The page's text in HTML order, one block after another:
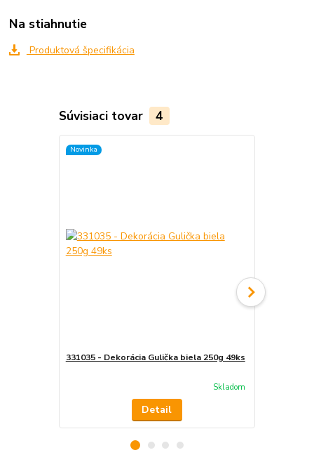
Na stiahnutie
Produktová špecifikácia
Súvisiaci tovar 4
Novinka
331035 - Dekorácia Gulička biela 250g 49ks
Skladom
Detail